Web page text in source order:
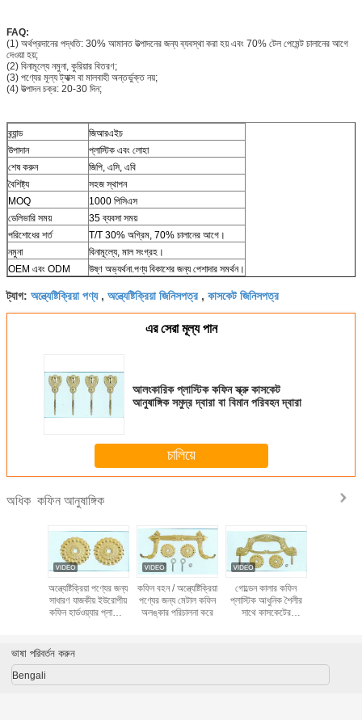
FAQ:
(1) অর্থপ্রদানের পদ্ধতি: 30% আমানত উত্পাদনের জন্য ব্যবস্থা করা হয় এবং 70% টেল পেমেন্ট চালানের আগে
দেওয়া হয়;
(2) বিনামূল্যে নমুনা, কুরিয়ার বিতরণ;
(3) পণ্যের মূল্য ট্যাক্স বা মালবাহী অন্তর্ভুক্ত নয়;
(4) উত্পাদন চক্র: 20-30 দিন;
ব্র্যান্ড
জিআরএইচ
উপাদান
প্লাস্টিক এবং লোহা
শেষ করুন
জিপি, এসি, এবি
বৈশিষ্ট্য
সহজ স্থাপন
MOQ
1000 পিসিএস
ডেলিভারি সময়
35 ব্যবসা সময়
পরিশোধের শর্ত
T/T 30% অগ্রিম, 70% চালানের আগে।
নমুনা
বিনামূল্যে, মাল সংগ্রহ।
OEM এবং ODM
উষ্ণ অভ্যর্থনা.পণ্য বিকাশের জন্য পেশাদার সমর্থন।
ট্যাগ: অন্ত্যেষ্টিক্রিয়া পণ্য, অন্ত্যেষ্টিক্রিয়া জিনিসপত্র , কাসকেট জিনিসপত্র
এর সেরা মূল্য পান
আলংকারিক প্লাস্টিক কফিন স্ক্রু কাসকেট
আনুষাঙ্গিক সমুদ্র দ্বারা বা বিমান পরিবহন দ্বারা
চালিয়ে
অধিক কফিন আনুষাঙ্গিক
অন্ত্যেষ্টিক্রিয়া পণ্যের জন্য
সাধারণ যাজকীয় ইউরোপীয়
কফিন হার্ডওয়্যার প্লাস্টিক
কফিন বহন / অন্ত্যেষ্টিক্রিয়া
পণ্যের জন্য মেটাল কফিন
অলঙ্কার পরিচালনা করে
গোল্ডেন কালার কফিন
প্লাস্টিক আধুনিক শৈলীর
সাথে কাসকেটের
ভাষা পরিবর্তন করুন
Bengali